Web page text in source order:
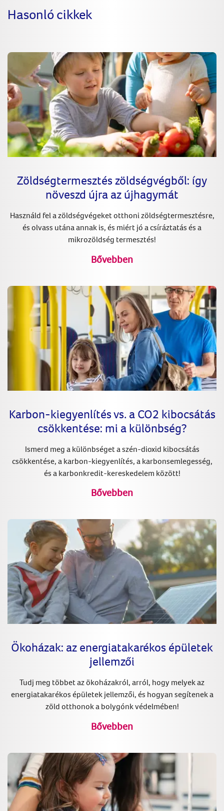
Hasonló cikkek
Zöldségtermesztés zöldségvégből: így
növeszd újra az újhagymát
Használd fel a zöldségvégeket otthoni zöldségtermesztésre,
és olvass utána annak is, és miért jó a csíráztatás és a
mikrozöldség termesztés!
Bővebben
Karbon-kiegyenlítés vs. a CO2 kibocsátás
csökkentése: mi a különbség?
Ismerd meg a különbséget a szén-dioxid kibocsátás
csökkentése, a karbon-kiegyenlítés, a karbonsemlegesség,
és a karbonkredit-kereskedelem között!
Bővebben
Ökoházak: az energiatakarékos épületek
jellemzői
Tudj meg többet az ökoházakról, arról, hogy melyek az
energiatakarékos épületek jellemzői, és hogyan segítenek a
zöld otthonok a bolygónk védelmében!
Bővebben